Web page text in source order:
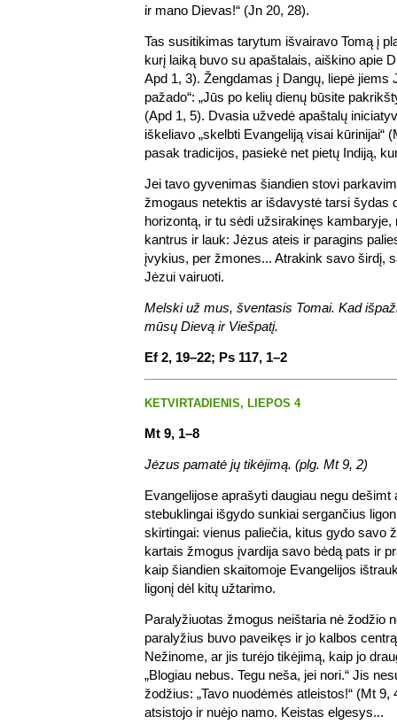
ir mano Dievas!“ (Jn 20, 28).
Tas susitikimas tarytum išvairavo Tomą į
kurį laiką buvo su apaštalais, aiškino apie
Apd 1, 3). Žengdamas į Dangų, liepė jiems
pažado“: „Jūs po kelių dienų būsite
(Apd 1, 5). Dvasia užvedė apaštalų
iškeliavo „skelbti Evangeliją visai kūrinijai“
pasak tradicijos, pasiekė net pietų Indiją,
Jei tavo gyvenimas šiandien stovi
žmogaus netektis ar išdavystė tarsi šydas
horizontą, ir tu sėdi užsirakinęs
kantrus ir lauk: Jėzus ateis ir paragins
įvykius, per žmones... Atrakink savo širdį,
Jėzui vairuoti.
Melski už mus, šventasis Tomai. Kad
mūsų Dievą ir Viešpatį.
Ef 2, 19–22; Ps 117, 1–2
KETVIRTADIENIS, LIEPOS 4
Mt 9, 1–8
Jėzus pamatė jų tikėjimą. (plg. Mt 9, 2)
Evangelijose aprašyti daugiau negu dešimt
stebuklingai išgydo sunkiai sergančius
skirtingai: vienus paliečia, kitus gydo savo
kartais žmogus įvardija savo bėdą pats ir
kaip šiandien skaitomoje Evangelijos
ligonį dėl kitų užtarimo.
Paralyžiuotas žmogus neištaria nė žodžio
paralyžius buvo paveikęs ir jo kalbos
Nežinome, ar jis turėjo tikėjimą, kaip jo
„Blogiau nebus. Tegu neša, jei nori.“ Jis
žodžius: „Tavo nuodėmės atleistos!“ (Mt 9,
atsistojo ir nuėjo namo. Keistas elgesys...